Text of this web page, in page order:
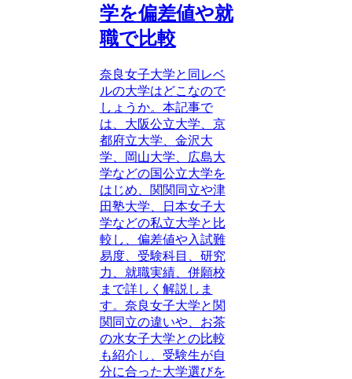
学を偏差値や就
職で比較
奈良女子大学と同レベ
ルの大学はどこなので
しょうか。本記事で
は、大阪公立大学、京
都府立大学、金沢大
学、岡山大学、広島大
学などの国公立大学を
はじめ、関関同立や津
田塾大学、日本女子大
学などの私立大学と比
較し、偏差値や入試難
易度、受験科目、研究
力、就職実績、併願校
まで詳しく解説しま
す。奈良女子大学と関
関同立の違いや、お茶
の水女子大学との比較
も紹介し、受験生が自
分に合った大学選びを